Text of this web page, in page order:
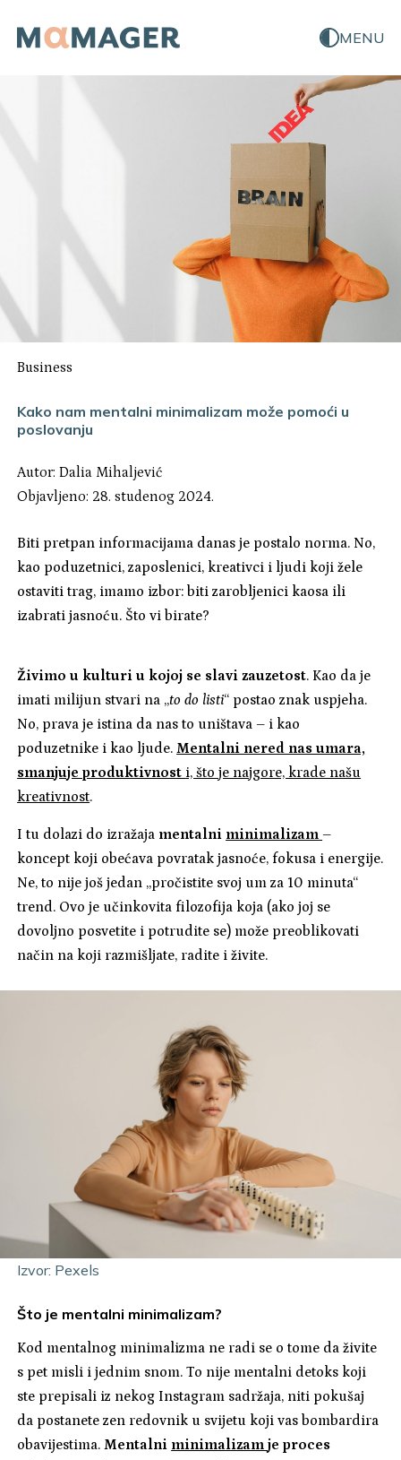
MENU
Business
Kako nam mentalni minimalizam može pomoći u
poslovanju
Autor:Dalia Mihaljević
Objavljeno: 28. studenog 2024.
Biti pretpan informacijama danas je postalo norma. No,
kao poduzetnici, zaposlenici, kreativci i ljudi koji žele
ostaviti trag, imamo izbor: biti zarobljenici kaosa ili
izabrati jasnoću. Što vi birate?
Živimo u kulturi u kojoj se slavi zauzetost. Kao da je
imati milijun stvari na „to do listi“ postao znak uspjeha.
No, prava je istina da nas to uništava – i kao
poduzetnike i kao ljude.Mentalni nered nas umara,
smanjuje produktivnost i, što je najgore, krade našu
kreativnost.
I tu dolazi do izražaja mentalni minimalizam –
koncept koji obećava povratak jasnoće, fokusa i energije.
Ne, to nije još jedan „pročistite svoj um za 10 minuta“
trend. Ovo je učinkovita filozofija koja (ako joj se
dovoljno posvetite i potrudite se) može preoblikovati
način na koji razmišljate, radite i živite.
Izvor: Pexels
Što je mentalni minimalizam?
Kod mentalnog minimalizma ne radi se o tome da živite
s pet misli i jednim snom. To nije mentalni detoks koji
ste prepisali iz nekog Instagram sadržaja, niti pokušaj
da postanete zen redovnik u svijetu koji vas bombardira
obavijestima.Mentalni minimalizamje proces